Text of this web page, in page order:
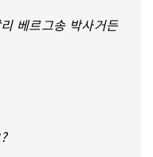
베르그송 박사거든